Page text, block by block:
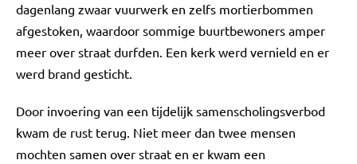
dagenlang zwaar vuurwerk en zelfs mortierbommen
afgestoken, waardoor sommige buurtbewoners amper
meer over straat durfden. Een kerk werd vernield en er
werd brand gesticht.
Door invoering van een tijdelijk samenscholingsverbod
kwam de rust terug. Niet meer dan twee mensen
mochten samen over straat en er kwam een